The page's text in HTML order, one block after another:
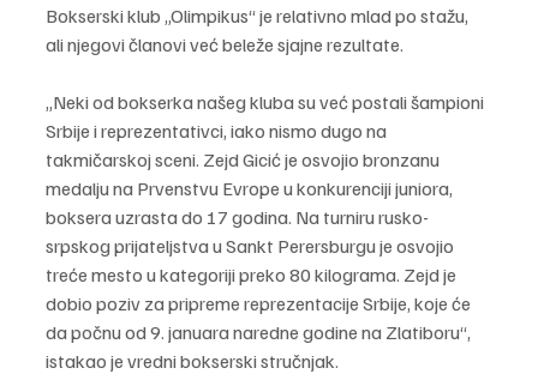
Bokserski klub „Olimpikus“ je relativno mlad po stažu,
ali njegovi članovi već beleže sjajne rezultate.
„Neki od bokserka našeg kluba su već postali šampioni
Srbije i reprezentativci, iako nismo dugo na
takmičarskoj sceni. Zejd Gicić je osvojio bronzanu
medalju na Prvenstvu Evrope u konkurenciji juniora,
boksera uzrasta do 17 godina. Na turniru rusko-
srpskog prijateljstva u Sankt Perersburgu je osvojio
treće mesto u kategoriji preko 80 kilograma. Zejd je
dobio poziv za pripreme reprezentacije Srbije, koje će
da počnu od 9. januara naredne godine na Zlatiboru“,
istakao je vredni bokserski stručnjak.